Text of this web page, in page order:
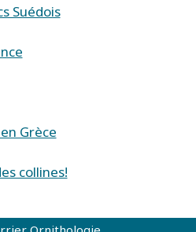
Suédois
Grèce
collines!